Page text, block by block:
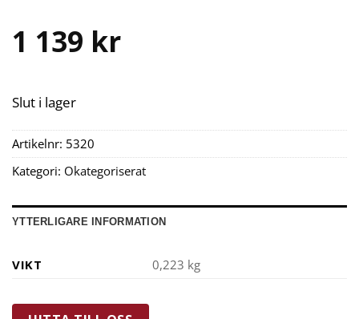
1 139 kr
Slut i lager
Artikelnr: 5320
Kategori: Okategoriserat
YTTERLIGARE INFORMATION
VIKT 0,223 kg